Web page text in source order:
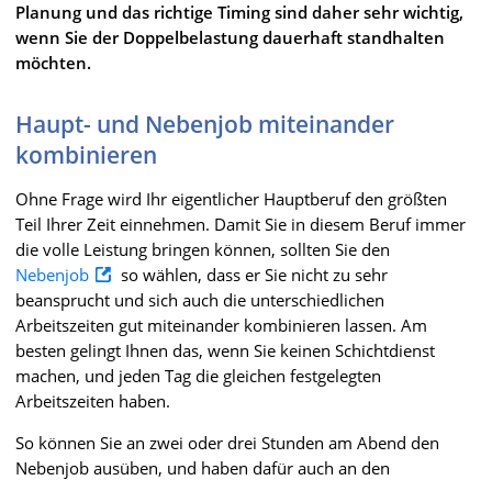
Planung und das richtige Timing sind daher sehr wichtig,
wenn Sie der Doppelbelastung dauerhaft standhalten
möchten.
Haupt- und Nebenjob miteinander
kombinieren
Ohne Frage wird Ihr eigentlicher Hauptberuf den größten
Teil Ihrer Zeit einnehmen. Damit Sie in diesem Beruf immer
die volle Leistung bringen können, sollten Sie den
Nebenjob
so wählen, dass er Sie nicht zu sehr
beansprucht und sich auch die unterschiedlichen
Arbeitszeiten gut miteinander kombinieren lassen. Am
besten gelingt Ihnen das, wenn Sie keinen Schichtdienst
machen, und jeden Tag die gleichen festgelegten
Arbeitszeiten haben.
So können Sie an zwei oder drei Stunden am Abend den
Nebenjob ausüben, und haben dafür auch an den